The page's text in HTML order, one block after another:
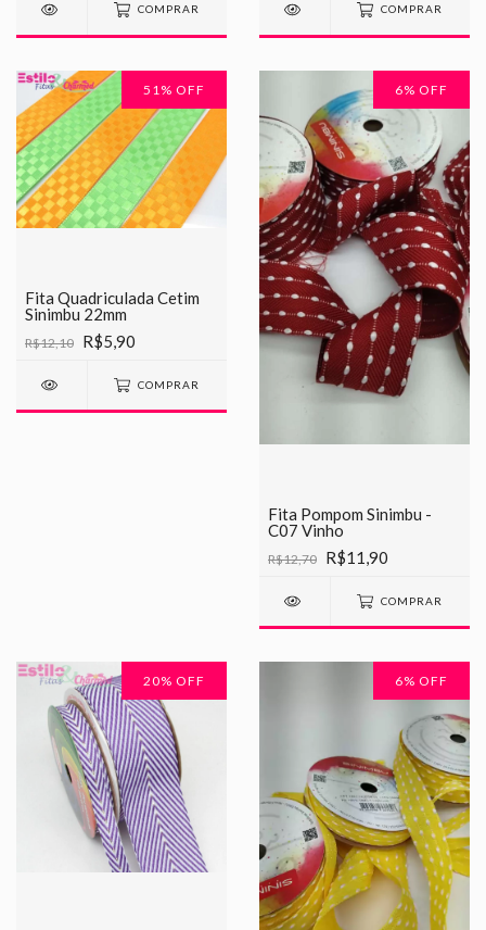
COMPRAR COMPRAR
51 % OFF
Fita Quadriculada Cetim
Sinimbu 22mm
R$12,10 R$5,90
COMPRAR
6% OFF
Fita Pompom Sinimbu -
C07 Vinho
R$12,70 R$11,90
COMPRAR
20% OFF 6% OFF